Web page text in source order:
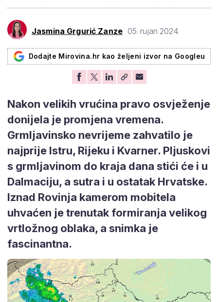
Jasmina Grgurić Zanze 05. rujan 2024.
Dodajte Mirovina.hr kao željeni izvor na Googleu
Nakon velikih vrućina pravo osvježenje
donijela je promjena vremena.
Grmljavinsko nevrijeme zahvatilo je
najprije Istru, Rijeku i Kvarner. Pljuskovi
s grmljavinom do kraja dana stići će i u
Dalmaciju, a sutra i u ostatak Hrvatske.
Iznad Rovinja kamerom mobitela
uhvaćen je trenutak formiranja velikog
vrtložnog oblaka, a snimka je
fascinantna.